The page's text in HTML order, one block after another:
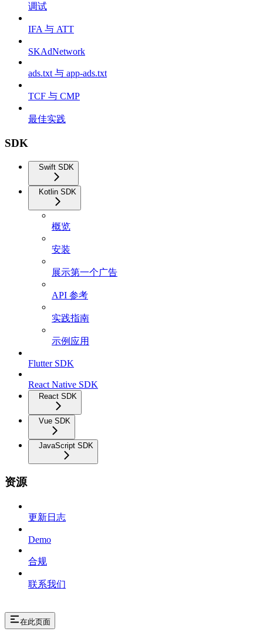
调试
IFA 与 ATT
SKAdNetwork
ads.txt 与 app-ads.txt
TCF 与 CMP
最佳实践
SDK
Swift SDK
Kotlin SDK
概览
安装
展示第一个广告
API 参考
实践指南
示例应用
Flutter SDK
React Native SDK
React SDK
Vue SDK
JavaScript SDK
资源
更新日志
Demo
合规
联系我们
在此页面